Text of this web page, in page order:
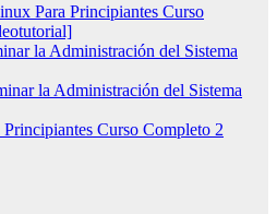
Para Principiantes Curso
la Administración del Sistema
la Administración del Sistema
Curso Completo 2